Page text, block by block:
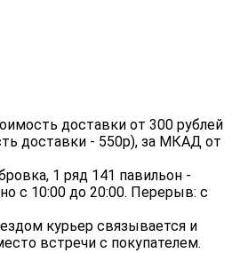
доставки от 300 рублей
доставки - 550р), за МКАД от
1 ряд 141 павильон -
с 10:00 до 20:00. Перерыв: с
курьер связывается и
встречи с покупателем.